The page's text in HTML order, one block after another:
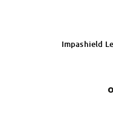
Impashield